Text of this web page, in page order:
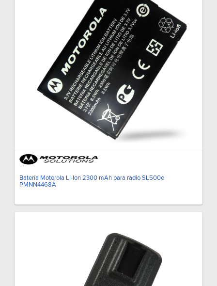
Batería Motorola Li-Ion 2300 mAh para radio SL500e
PMNN4468A